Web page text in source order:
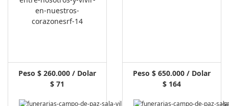
Peso $ 260.000 / Dolar
$ 71
Peso $ 650.000 / Dolar
$ 164